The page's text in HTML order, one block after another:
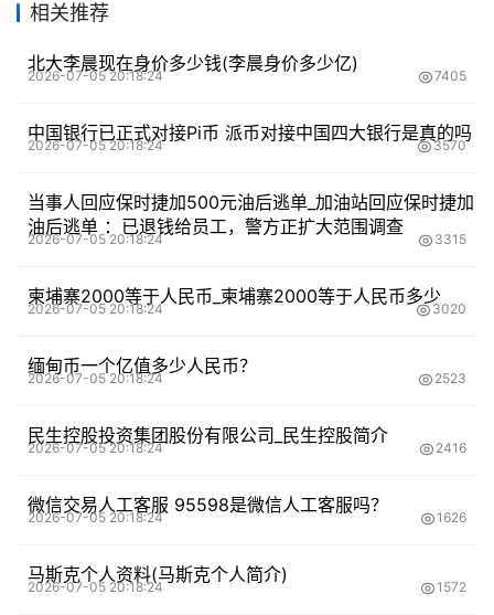
相关推荐
北大李晨现在身价多少钱(李晨身价多少亿)
2026-07-05 20:18:24 7405
中国银行已正式对接Pi币 派币对接中国四大银行是真的吗
2026-07-05 20:18:24 3570
当事人回应保时捷加500元油后逃单_加油站回应保时捷加
油后逃单 ：已退钱给员工，警方正扩大范围调查
2026-07-05 20:18:24 3315
柬埔寨2000等于人民币_柬埔寨2000等于人民币多少
2026-07-05 20:18:24 3020
缅甸币一个亿值多少人民币？
2026-07-05 20:18:24 2523
民生控股投资集团股份有限公司_民生控股简介
2026-07-05 20:18:24 2416
微信交易人工客服 95598是微信人工客服吗？
2026-07-05 20:18:24 1626
马斯克个人资料(马斯克个人简介)
2026-07-05 20:18:24 1572